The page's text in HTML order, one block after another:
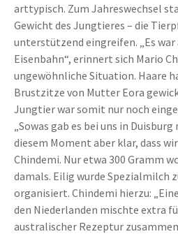
arttypisch. Zum Jahreswechsel
Gewicht des Jungtieres – die
unterstützend eingreifen. „Es
Eisenbahn“, erinnert sich Mario
ungewöhnliche Situation. Haare
Brustzitze von Mutter Eora
Jungtier war somit nur noch
„Sowas gab es bei uns in
diesem Moment aber klar, dass
Chindemi. Nur etwa 300 Gramm
damals. Eilig wurde Spezialmilch
organisiert. Chindemi hierzu:
den Niederlanden mischte extra
australischer Rezeptur